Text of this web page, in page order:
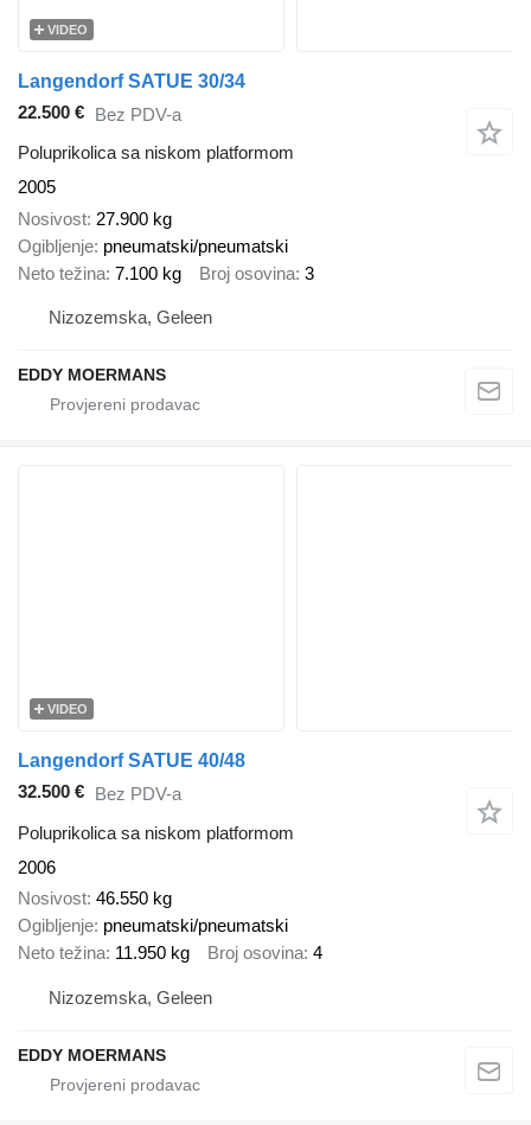
VIDEO
Langendorf SATUE 30/34
22.500 € Bez PDV-a
Poluprikolica sa niskom platformom
2005
Nosivost 27.900 kg
Ogibljenje pneumatski/pneumatski
Neto težina 7.100 kg Broj osovina 3
Nizozemska, Geleen
EDDY MOERMANS
VIDEO
Langendorf SATUE 40/48
32.500 € Bez PDV-a
Poluprikolica sa niskom platformom
2006
Nosivost 46.550 kg
Ogibljenje pneumatski/pneumatski
Neto težina 11.950 kg Broj osovina 4
Nizozemska, Geleen
EDDY MOERMANS